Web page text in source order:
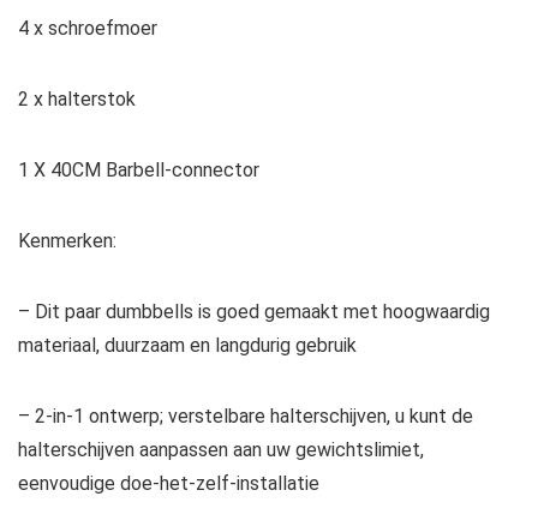
4 x schroefmoer
2 x halterstok
1 X 40CM Barbell-connector
Kenmerken:
– Dit paar dumbbells is goed gemaakt met hoogwaardig
materiaal, duurzaam en langdurig gebruik
– 2-in-1 ontwerp; verstelbare halterschijven, u kunt de
halterschijven aanpassen aan uw gewichtslimiet,
eenvoudige doe-het-zelf-installatie